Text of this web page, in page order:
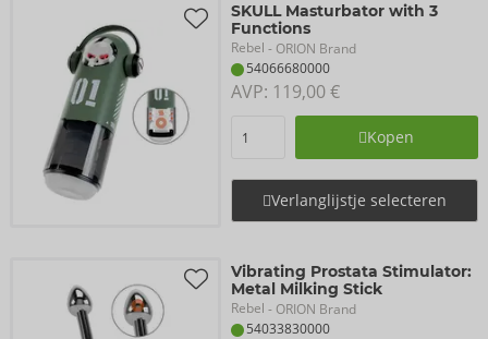
SKULL Masturbator with 3
Functions
Rebel - ORION Brand
54066680000
AVP: 119,00 €
Kopen
Verlanglijstje selecteren
Vibrating Prostata Stimulator:
Metal Milking Stick
Rebel - ORION Brand
54033830000